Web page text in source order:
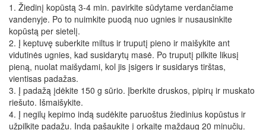
1. Žiedinį kopūstą 3-4 min. pavirkite sūdytame verdančiame
vandenyje. Po to nuimkite puodą nuo ugnies ir nusausinkite
kopūstą per sietelį.
2. Į keptuvę suberkite miltus ir truputį pieno ir maišykite ant
vidutinės ugnies, kad susidarytų masė. Po truputį pilkite likusį
pieną, nuolat maišydami, kol jis įsigers ir susidarys tirštas,
vientisas padažas.
3. Į padažą įdėkite 150 g sūrio. Įberkite druskos, pipirų ir muskato
riešuto. Išmaišykite.
4. Į negilų kepimo indą sudėkite paruoštus žiedinius kopūstus ir
užpilkite padažu. Indą pašaukite į orkaitę maždaug 20 minučių.